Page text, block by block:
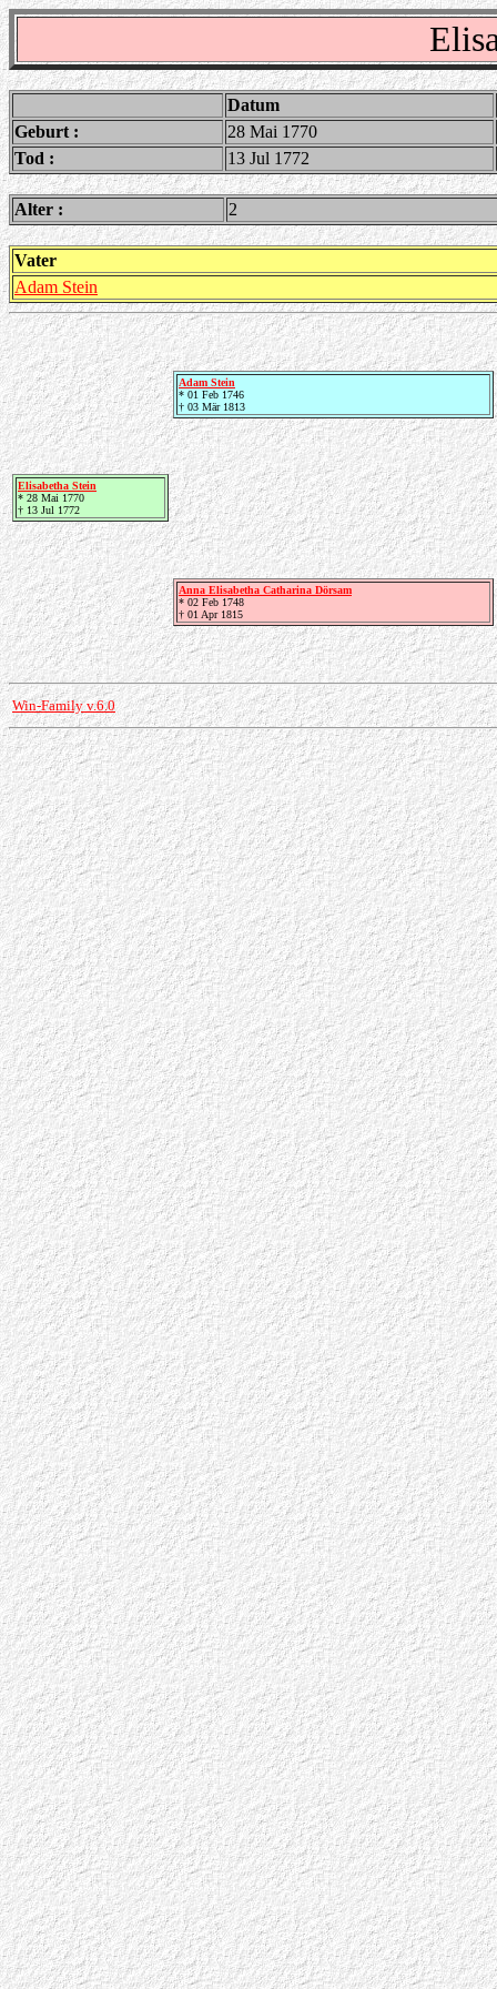
Datum
Geburt :
28 Mai 1770
Tod :
13 Jul 1772
Alter : 2
Vater
Adam Stein
Elisabetha Stein
* 28 Mai 1770
† 13 Jul 1772
Adam Stein
* 01 Feb 1746
† 03 Mär 1813
Anna Elisabetha Catharina Dörsam
* 02 Feb 1748
† 01 Apr 1815
Win-Family v.6.0